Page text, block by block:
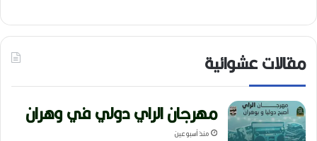
مقالات عشوائية
مهرجان الراي دولي في وهران
منذ أسبوعين